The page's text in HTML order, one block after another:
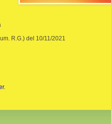
R.G.) del 10/11/2021
.